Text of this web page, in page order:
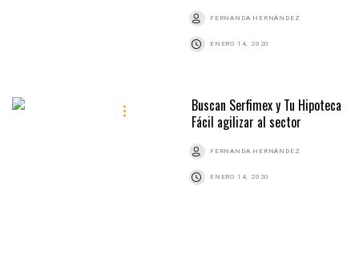
FERNANDA HERNÁNDEZ
ENERO 14, 2020
Buscan Serfimex y Tu Hipoteca
Fácil agilizar al sector
FERNANDA HERNÁNDEZ
ENERO 14, 2020